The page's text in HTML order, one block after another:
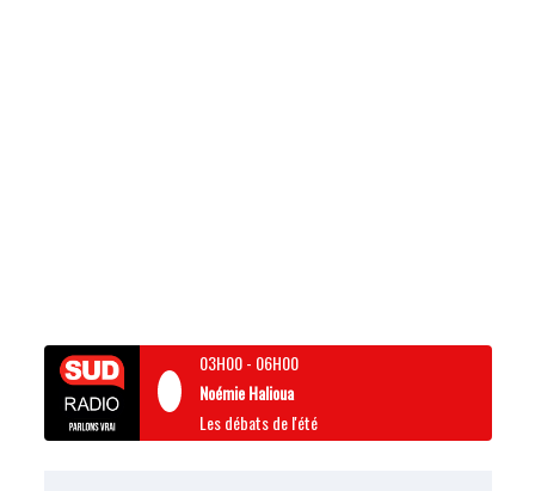
03H00- 06H00
Noémie Halioua
Les débats de l'été